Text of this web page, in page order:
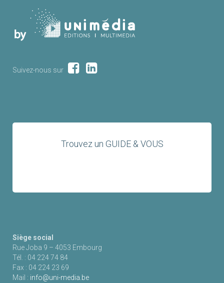
Suivez-nous sur
Trouvez un GUIDE & VOUS
Siège social
Rue Joba 9 – 4053 Embourg
Tél. : 04 224 74 84
Fax : 04 224 23 69
Mail : info@uni-media.be